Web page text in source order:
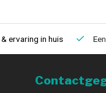
ervaring in huis Een